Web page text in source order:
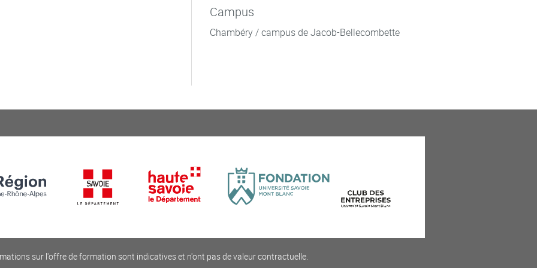
Campus
Chambéry / campus de Jacob-Bellecombette
sur l'offre de formation sont indicatives et n'ont pas de valeur contractuelle.